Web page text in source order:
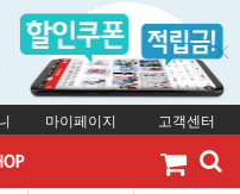
마이페이지 고객센터